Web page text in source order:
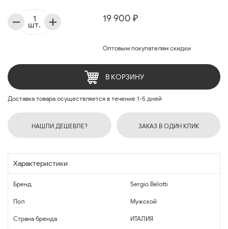
19 900 ₽
Оптовым покупателям скидки
шт.
В КОРЗИНУ
Доставка товара осуществляется в течение 1-5 дней
НАШЛИ ДЕШЕВЛЕ? ЗАКАЗ В ОДИН КЛИК
Характеристики
Бренд Sergio Belotti
Пол Мужской
Страна бренда ИТАЛИЯ